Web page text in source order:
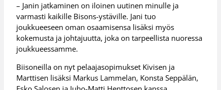
– Janin jatkaminen on iloinen uutinen minulle ja
varmasti kaikille Bisons-ystäville. Jani tuo
joukkueeseen oman osaamisensa lisäksi myös
kokemusta ja johtajuutta, joka on tarpeellista nuoressa
joukkueessamme.
Biisoneilla on nyt pelaajasopimukset Kivisen ja
Marttisen lisäksi Markus Lammelan, Konsta Seppälän,